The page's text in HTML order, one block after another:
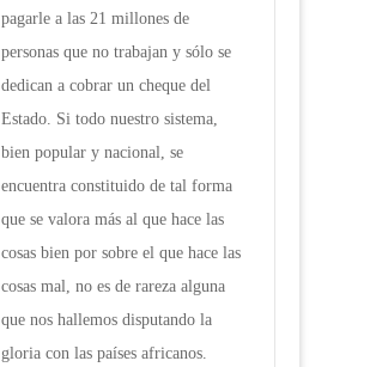
pagarle a las 21 millones de
personas que no trabajan y sólo se
dedican a cobrar un cheque del
Estado. Si todo nuestro sistema,
bien popular y nacional, se
encuentra constituido de tal forma
que se valora más al que hace las
cosas bien por sobre el que hace las
cosas mal, no es de rareza alguna
que nos hallemos disputando la
gloria con las países africanos.